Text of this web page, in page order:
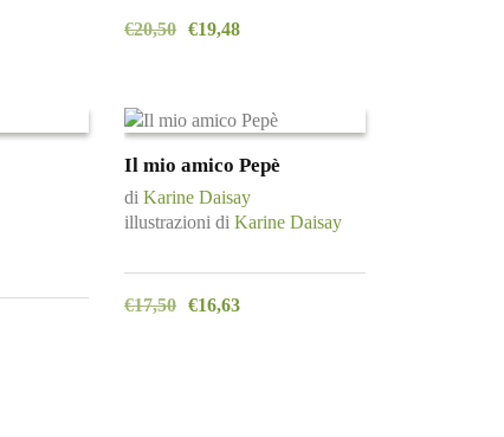
€20,50 €19,48
Il mio amico Pepè
di Karine Daisay
illustrazioni di Karine Daisay
€17,50 €16,63